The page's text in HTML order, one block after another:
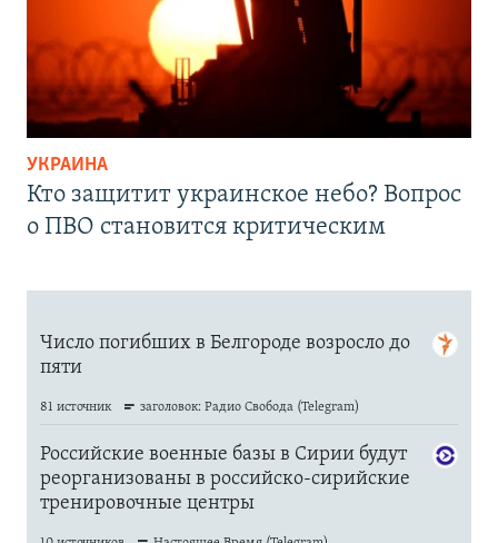
УКРАИНА
Кто защитит украинское небо? Вопрос
о ПВО становится критическим